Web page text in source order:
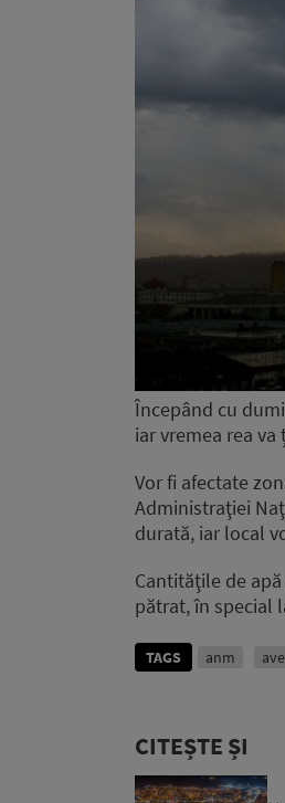
Începând cu
iar vremea rea
Vor fi afectate
Administraţiei
durată, iar local
Cantităţile de
pătrat, în special
TAGS anm
CITEȘTE ȘI